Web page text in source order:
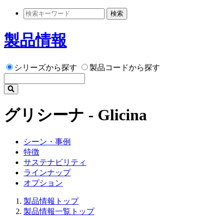
検索
製品情報
シリーズから探す 製品コードから探す
グリシーナ - Glicina
シーン・事例
特徴
サステナビリティ
ラインナップ
オプション
製品情報トップ
製品情報一覧トップ